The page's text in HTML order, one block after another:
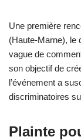
Une première
(Haute-Marne), le
vague de
son objectif de
l’événement a
discriminatoires
Plainte